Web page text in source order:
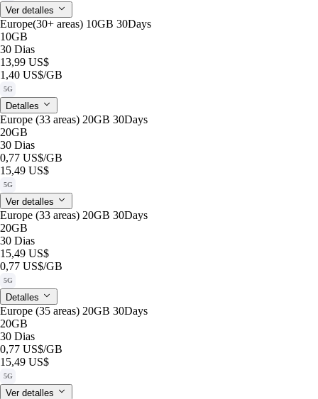
Ver detalles
Europe(30+ areas) 10GB 30Days
10GB
30 Dias
13,99 US$
1,40 US$/GB
5G
Detalles
Europe (33 areas) 20GB 30Days
20GB
30 Dias
0,77 US$/GB
15,49 US$
5G
Ver detalles
Europe (33 areas) 20GB 30Days
20GB
30 Dias
15,49 US$
0,77 US$/GB
5G
Detalles
Europe (35 areas) 20GB 30Days
20GB
30 Dias
0,77 US$/GB
15,49 US$
5G
Ver detalles